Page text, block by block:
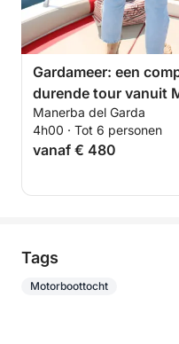
Gardameer: een
durende tour vanuit
Manerba del Garda
4h00 · Tot 6 personen
vanaf € 480
Tags
Motorboottocht